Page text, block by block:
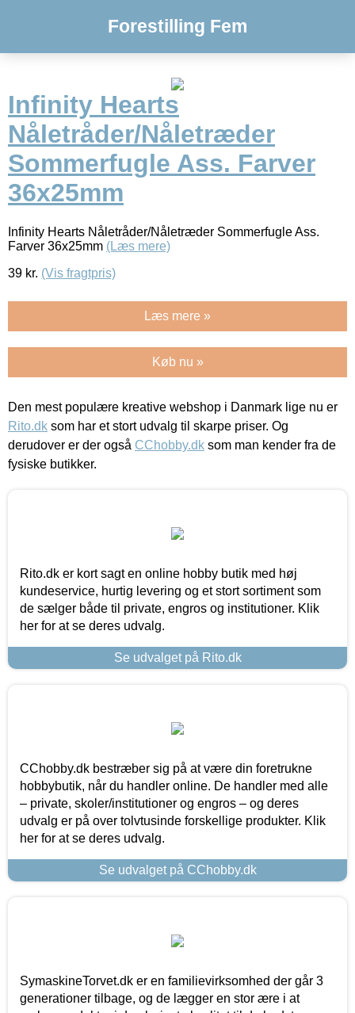
Forestilling Fem
Infinity Hearts
Nåletråder/Nåletræder
Sommerfugle Ass. Farver
36x25mm
Infinity Hearts Nåletråder/Nåletræder Sommerfugle Ass.
Farver 36x25mm (Læs mere)
39 kr. (Vis fragtpris)
Læs mere »
Køb nu »
Den mest populære kreative webshop i Danmark lige nu er
Rito.dk som har et stort udvalg til skarpe priser. Og
derudover er der også CChobby.dk som man kender fra de
fysiske butikker.
Rito.dk er kort sagt en online hobby butik med høj
kundeservice, hurtig levering og et stort sortiment som
de sælger både til private, engros og institutioner. Klik
her for at se deres udvalg.
Se udvalget på Rito.dk
CChobby.dk bestræber sig på at være din foretrukne
hobbybutik, når du handler online. De handler med alle
– private, skoler/institutioner og engros – og deres
udvalg er på over tolvtusinde forskellige produkter. Klik
her for at se deres udvalg.
Se udvalget på CChobby.dk
SymaskineTorvet.dk er en familievirksomhed der går 3
generationer tilbage, og de lægger en stor ære i at